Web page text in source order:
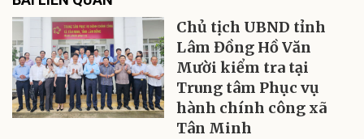
Chủ tịch UBND tỉnh
Lâm Đồng Hồ Văn
Mười kiểm tra tại
Trung tâm Phục vụ
hành chính công xã
Tân Minh